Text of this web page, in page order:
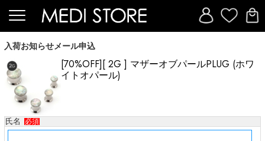
入荷お知らせメール申込
[70%OFF][ 2G ] マザーオブパールPLUG (ホワ
イトオパール)
氏名 必須